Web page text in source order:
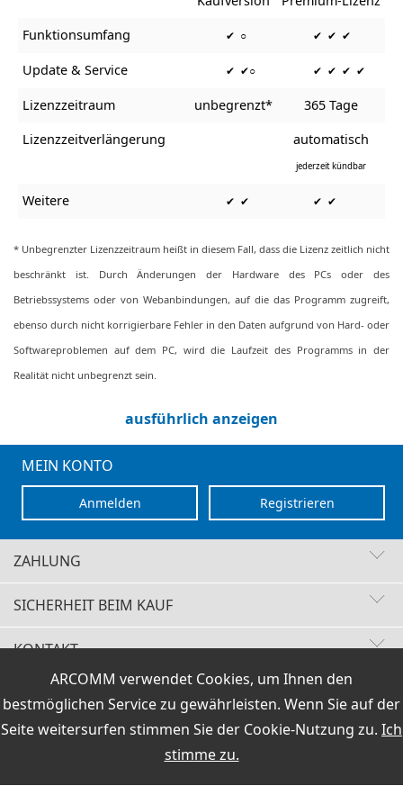
ARCOMM verwendet Cookies, um Ihnen den
bestmöglichen Service zu gewährleisten. Wenn Sie auf der
Seite weitersurfen stimmen Sie der Cookie-Nutzung zu. Ich
stimme zu.
Funktionsumfang
✔ ○ ✔ ✔ ✔
Update & Service ✔ ✔○ ✔ ✔ ✔ ✔
Lizenzzeitraum unbegrenzt*
365 Tage
Lizenzzeitverlängerung
automatisch
jederzeit kündbar
Weitere ✔ ✔ ✔ ✔
* Unbegrenzter Lizenzzeitraum heißt in diesem Fall, dass die Lizenz zeitlich nicht
beschränkt ist. Durch Änderungen der Hardware des PCs oder des
Betriebssystems oder von Webanbindungen, auf die das Programm zugreift,
ebenso durch nicht korrigierbare Fehler in den Daten aufgrund von Hard- oder
Softwareproblemen auf dem PC, wird die Laufzeit des Programms in der
Realität nicht unbegrenzt sein.
ausführlich anzeigen
MEIN KONTO
Registrieren
Anmelden
ZAHLUNG
SICHERHEIT BEIM KAUF
Käuferschutz
Datenschutz
perfekter Schutz gegen kriminelle Angriffe
KONTAKT
HOTLINE
+49 (0)30 351 26 92 62
info@hamoffice.de
VERTRAG WIDERRUFEN
Versand / Zahlung | AGB & Widerrufsrecht | Impressum
Preisangaben inkl.19% MwSt und zzgl.Service- und